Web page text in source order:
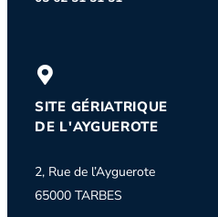
SITE GÉRIATRIQUE
DE L'AYGUEROTE
2, Rue de l’Ayguerote
65000 TARBES